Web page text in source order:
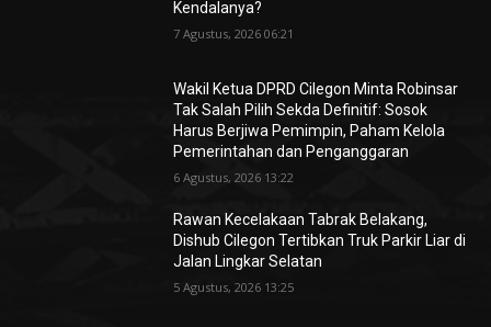
Kendalanya?
7 Agustus, 2026 06:21
Wakil Ketua DPRD Cilegon Minta Robinsar
Tak Salah Pilih Sekda Definitif: Sosok
Harus Berjiwa Pemimpin, Paham Kelola
Pemerintahan dan Penganggaran
6 Agustus, 2026 13:22
Rawan Kecelakaan Tabrak Belakang,
Dishub Cilegon Tertibkan Truk Parkir Liar di
Jalan Lingkar Selatan
5 Agustus, 2026 13:25